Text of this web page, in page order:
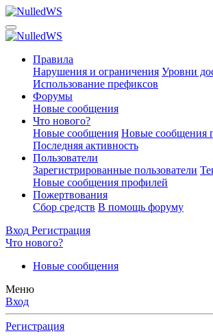
Правила
Нарушения и ограничения Уровни
Использование префиксов
Форумы
Новые сообщения
Что нового?
Новые сообщения Новые сообщения
Последняя активность
Пользователи
Зарегистрированные пользователи
Новые сообщения профилей
Пожертвования
Сбор средств В помощь форуму
Вход Регистрация
Что нового?
Новые сообщения
Меню
Вход
Регистрация